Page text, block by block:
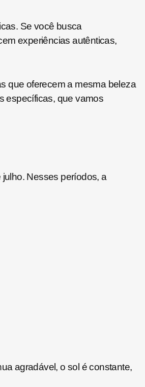
Se você busca
experiências autênticas,
que oferecem a mesma beleza
específicas, que vamos
Nesses períodos, a
agradável, o sol é constante,